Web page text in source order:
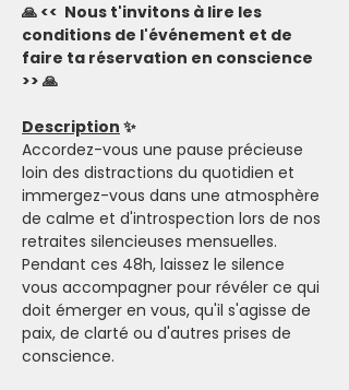
🙏 <<  Nous t'invitons à lire les
conditions de l'événement et de
faire ta réservation en conscience
>> 🙏
Description ✨
Accordez-vous une pause précieuse
loin des distractions du quotidien et
immergez-vous dans une atmosphère
de calme et d'introspection lors de nos
retraites silencieuses mensuelles.
Pendant ces 48h, laissez le silence
vous accompagner pour révéler ce qui
doit émerger en vous, qu'il s'agisse de
paix, de clarté ou d'autres prises de
conscience.